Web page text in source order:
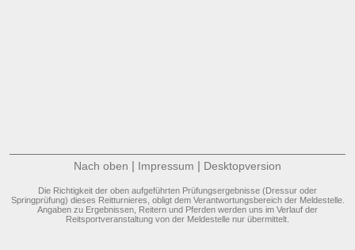
Nach oben | Impressum | Desktopversion
Die Richtigkeit der oben aufgeführten Prüfungsergebnisse (Dressur oder
Springprüfung) dieses Reitturnieres, obligt dem Verantwortungsbereich der Meldestelle.
Angaben zu Ergebnissen, Reitern und Pferden werden uns im Verlauf der
Reitsportveranstaltung von der Meldestelle nur übermittelt.